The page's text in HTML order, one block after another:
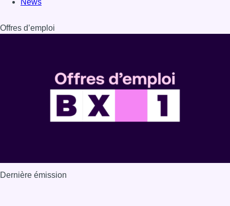
Offres d’emploi
Dernière émission